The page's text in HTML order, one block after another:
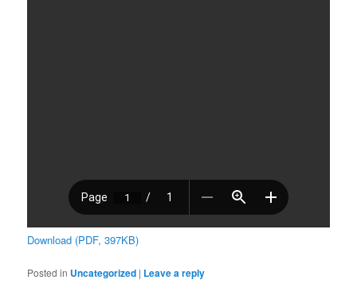
Download (PDF, 397KB)
Posted in Uncategorized | Leave a reply